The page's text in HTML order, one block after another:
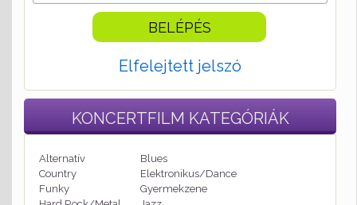
Elfelejtett jelszó
KONCERTFILM KATEGÓRIÁK
Alternatív
Blues
Country
Elektronikus/Dance
Funky
Gyermekzene